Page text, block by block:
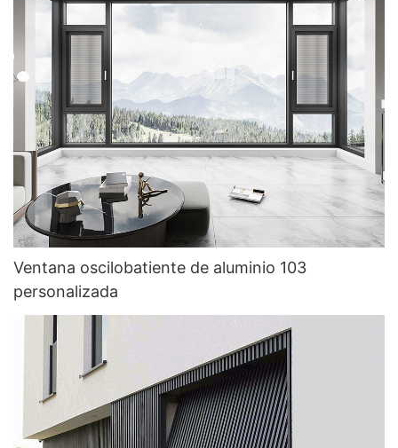
Ventana oscilobatiente de aluminio 103
personalizada